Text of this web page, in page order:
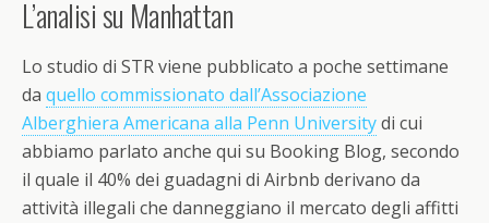
L’analisi su Manhattan
Lo studio di STR viene pubblicato a poche settimane
da quello commissionato dall’Associazione
Alberghiera Americana alla Penn Universitydi cui
abbiamo parlato anche qui su Booking Blog, secondo
il quale il 40% dei guadagni di Airbnb derivano da
attività illegali che danneggiano il mercato degli affitti